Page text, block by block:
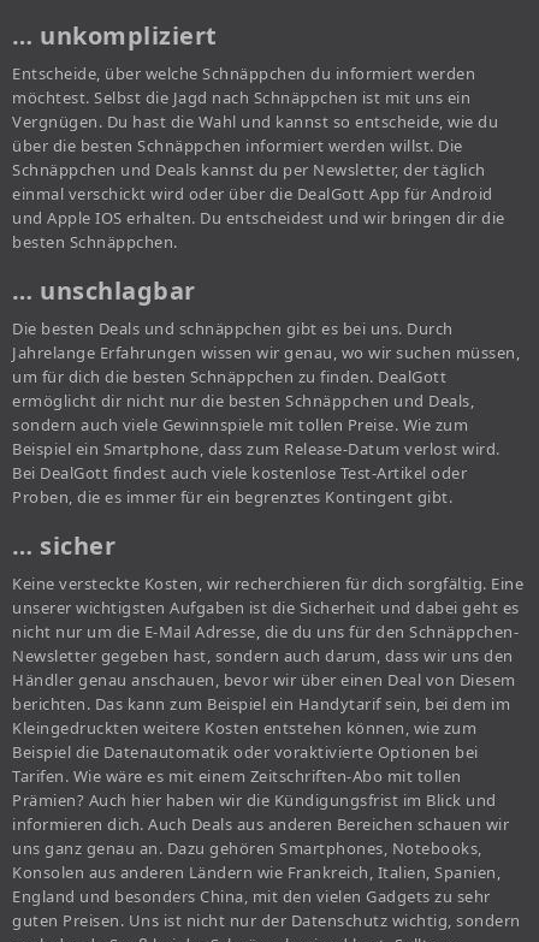
… unkompliziert
Entscheide, über welche Schnäppchen du informiert werden
möchtest. Selbst die Jagd nach Schnäppchen ist mit uns ein
Vergnügen. Du hast die Wahl und kannst so entscheide, wie du
über die besten Schnäppchen informiert werden willst. Die
Schnäppchen und Deals kannst du per Newsletter, der täglich
einmal verschickt wird oder über die DealGott App für Android
und Apple IOS erhalten. Du entscheidest und wir bringen dir die
besten Schnäppchen.
… unschlagbar
Die besten Deals und schnäppchen gibt es bei uns. Durch
Jahrelange Erfahrungen wissen wir genau, wo wir suchen müssen,
um für dich die besten Schnäppchen zu finden. DealGott
ermöglicht dir nicht nur die besten Schnäppchen und Deals,
sondern auch viele Gewinnspiele mit tollen Preise. Wie zum
Beispiel ein Smartphone, dass zum Release-Datum verlost wird.
Bei DealGott findest auch viele kostenlose Test-Artikel oder
Proben, die es immer für ein begrenztes Kontingent gibt.
… sicher
Keine versteckte Kosten, wir recherchieren für dich sorgfältig. Eine
unserer wichtigsten Aufgaben ist die Sicherheit und dabei geht es
nicht nur um die E-Mail Adresse, die du uns für den Schnäppchen-
Newsletter gegeben hast, sondern auch darum, dass wir uns den
Händler genau anschauen, bevor wir über einen Deal von Diesem
berichten. Das kann zum Beispiel ein Handytarif sein, bei dem im
Kleingedruckten weitere Kosten entstehen können, wie zum
Beispiel die Datenautomatik oder voraktivierte Optionen bei
Tarifen. Wie wäre es mit einem Zeitschriften-Abo mit tollen
Prämien? Auch hier haben wir die Kündigungsfrist im Blick und
informieren dich. Auch Deals aus anderen Bereichen schauen wir
uns ganz genau an. Dazu gehören Smartphones, Notebooks,
Konsolen aus anderen Ländern wie Frankreich, Italien, Spanien,
England und besonders China, mit den vielen Gadgets zu sehr
guten Preisen. Uns ist nicht nur der Datenschutz wichtig, sondern